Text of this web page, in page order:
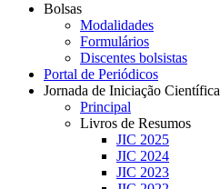
Bolsas
Modalidades
Formulários
Discentes bolsistas
Portal de Periódicos
Jornada de Iniciação Científica
Principal
Livros de Resumos
JIC 2025
JIC 2024
JIC 2023